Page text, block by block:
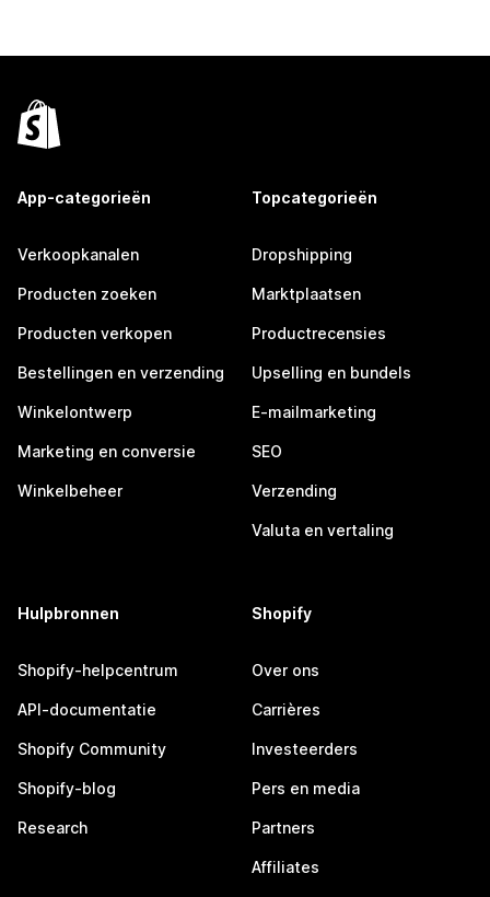
App-categorieën
Verkoopkanalen
Producten zoeken
Producten verkopen
Bestellingen en verzending
Winkelontwerp
Marketing en conversie
Winkelbeheer
Topcategorieën
Dropshipping
Marktplaatsen
Productrecensies
Upselling en bundels
E-mailmarketing
SEO
Verzending
Valuta en vertaling
Hulpbronnen
Shopify-helpcentrum
API-documentatie
Shopify Community
Shopify-blog
Research
Shopify
Over ons
Carrières
Investeerders
Pers en media
Partners
Affiliates